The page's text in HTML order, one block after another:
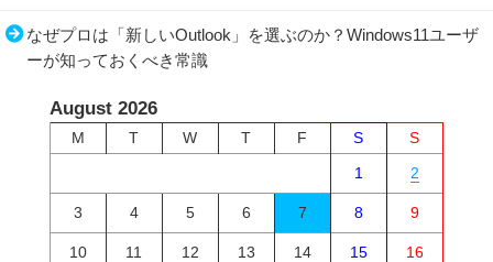
なぜプロは「新しいOutlook」を選ぶのか？Windows11ユーザ
ーが知っておくべき常識
August 2026
M T W T F S
S
1
2
3 4 5 6 7 8 9
10 11 12 13 14 15 16